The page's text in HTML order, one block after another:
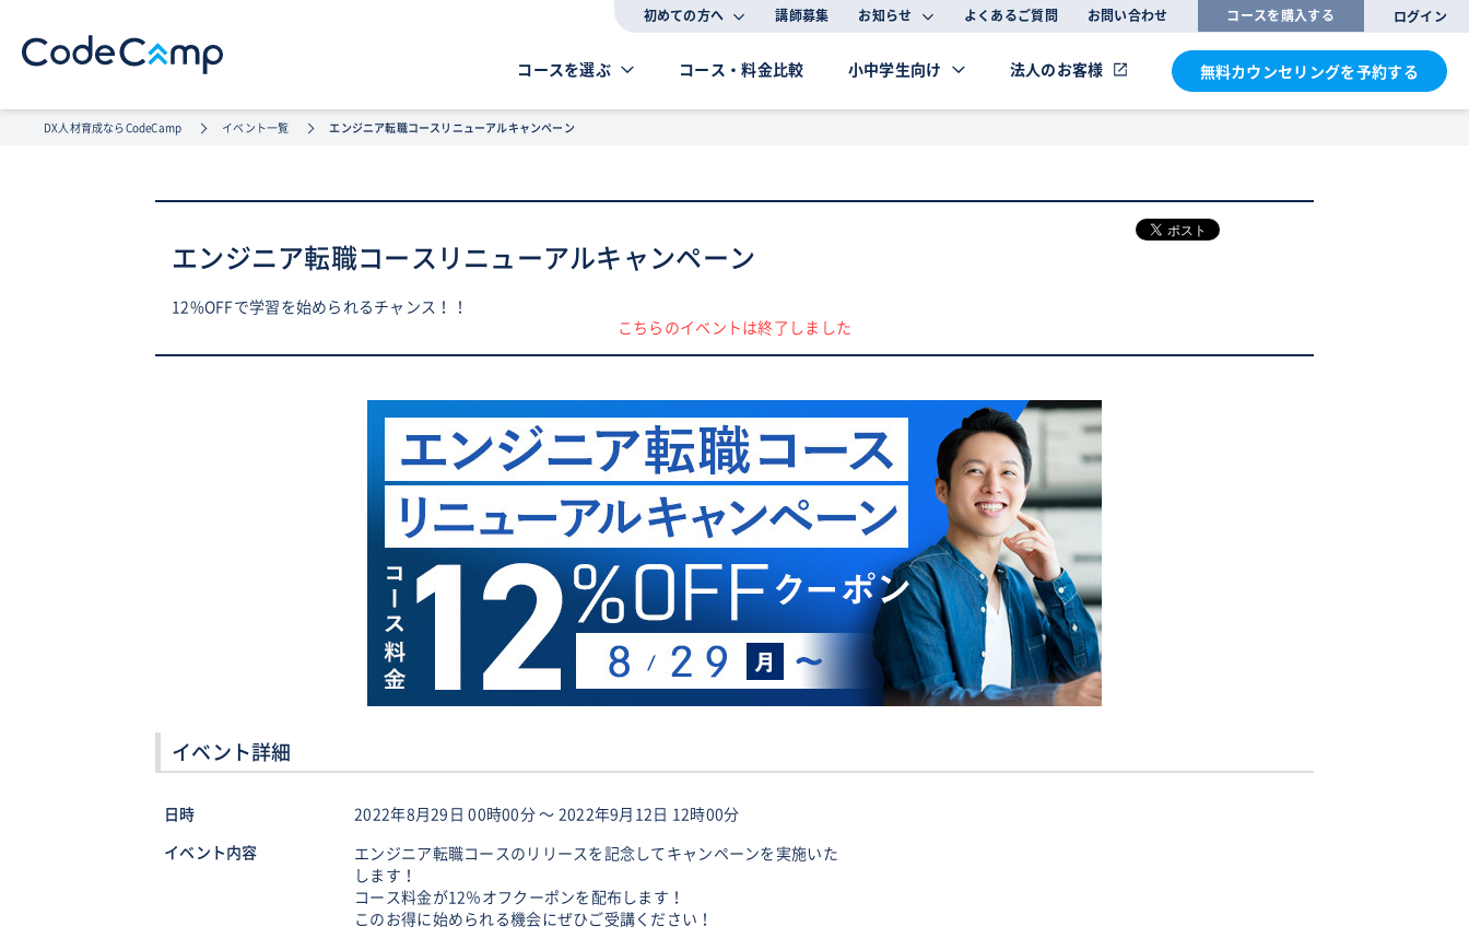
初めての方へ 講師募集 お知らせ よくあるご質問 お問い合わせ コースを購入する ログイン
コースを選ぶ コース・料金比較 小中学生向け 法人のお客様 無料カウンセリングを予約する
DX人材育成ならCodeCamp イベント一覧 エンジニア転職コースリニューアルキャンペーン
エンジニア転職コースリニューアルキャンペーン
12%OFFで学習を始められるチャンス！！
こちらのイベントは終了しました
イベント詳細
日時
2022年8月29日 00時00分 〜 2022年9月12日 12時00分
イベント内容
エンジニア転職コースのリリースを記念してキャンペーンを実施いた
します！
コース料金が12％オフクーポンを配布します！
このお得に始められる機会にぜひご受講ください！